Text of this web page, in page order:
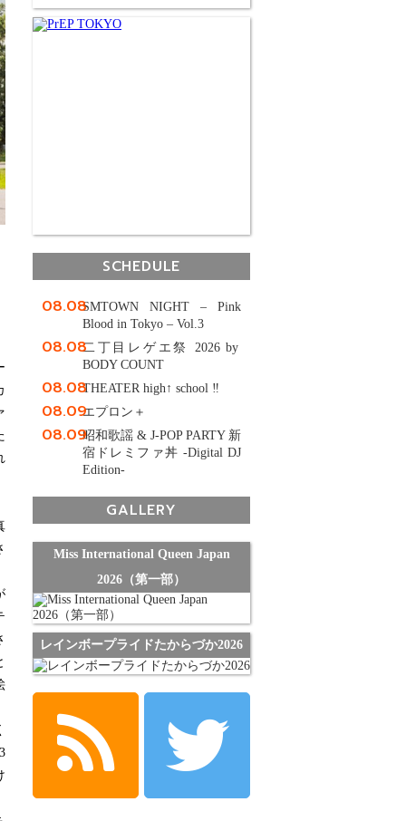
SCHEDULE
08.08SMTOWN NIGHT – Pink
Blood in Tokyo – Vol.3
08.08二丁目レゲエ祭 2026 by
BODY COUNT
08.08THEATER high↑ school ‼
08.09エプロン＋
08.09昭和歌謡 & J-POP PARTY 新
宿ドレミファ丼 -Digital DJ
Edition-
GALLERY
Miss International Queen Japan
2026（第一部）
レインボープライドたからづか2026